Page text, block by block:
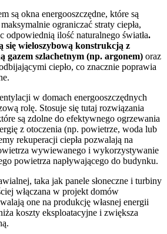
są okna energooszczędne, które są
ograniczać straty ciepła,
odpowiednią ilość naturalnego światła.
się wieloszybową konstrukcją z
gazem szlachetnym (np. argonem) oraz
ciepło, co znacznie poprawia
w domach energooszczędnych
rolę. Stosuje się tutaj rozwiązania
są zdolne do efektywnego ogrzewania
z otoczenia (np. powietrze, woda lub
rekuperacji ciepła pozwalają na
wywiewanego i wykorzystywanie
powietrza napływającego do budynku.
taka jak panele słoneczne i turbiny
włączana w projekt domów
one na produkcję własnej energii
koszty eksploatacyjne i zwiększa